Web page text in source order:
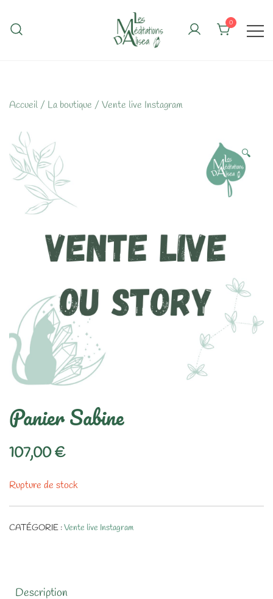
content
0
Accueil / La boutique / Vente live Instagram
🔍
Panier Sabine
107,00€
Rupture de stock
CATÉGORIE :Vente live Instagram
Description